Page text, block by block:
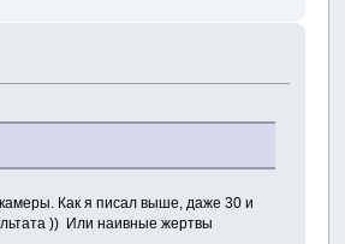
Как я писал выше, даже 30 и
)) Или наивные жертвы